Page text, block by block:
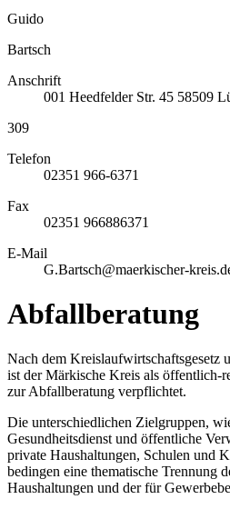
Guido
Bartsch
Anschrift
001 Heedfelder Str. 45 58509
309
Telefon
02351 966-6371
Fax
02351 966886371
E-Mail
G.Bartsch@maerkischer-
Abfallberatung
Nach dem Kreislaufwirtschaftsgesetz
ist der Märkische Kreis als öffentlich-
zur Abfallberatung verpflichtet.
Die unterschiedlichen Zielgruppen,
Gesundheitsdienst und öffentliche
private Haushaltungen, Schulen und
bedingen eine thematische Trennung
Haushaltungen und der für